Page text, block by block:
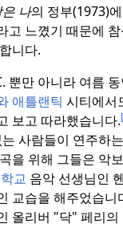
나의 정부(1973)
고 느꼈기 때문에
니다.
뿐만 아니라 여름
애틀랜틱 시티에서
보고 따라했습니다.
사람들이 연주하
을 위해 그들은 악
교 음악 선생님인
교습을 해주었습니
올리버 "닥" 페리의